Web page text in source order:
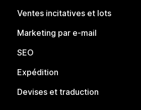
Ventes incitatives et lots
Marketing par e-mail
SEO
Expédition
Devises et traduction